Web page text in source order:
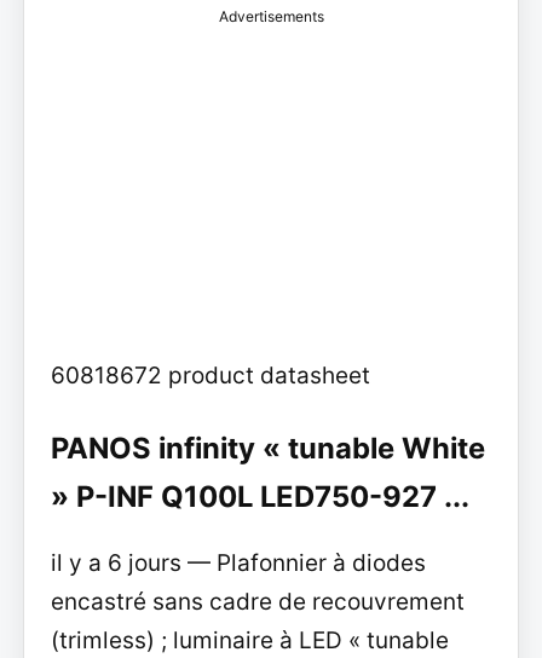
Advertisements
60818672 product datasheet
PANOS infinity « tunable White
» P-INF Q100L LED750-927 ...
il y a 6 jours — Plafonnier à diodes
encastré sans cadre de recouvrement
(trimless) ; luminaire à LED « tunable